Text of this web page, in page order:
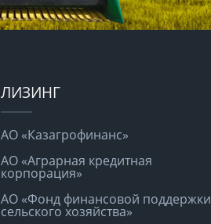
ЛИЗИНГ
АО «Казагрофинанс»
АО «Аграрная кредитная
корпорация»
АО «Фонд финансовой поддержки
сельского хозяйства»